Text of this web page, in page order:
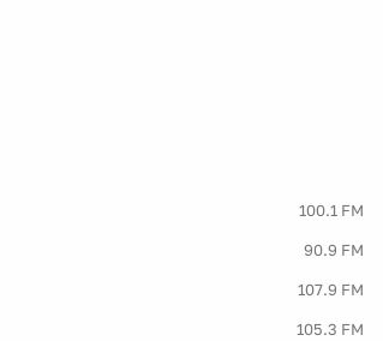
100.1 FM
90.9 FM
107.9 FM
105.3 FM